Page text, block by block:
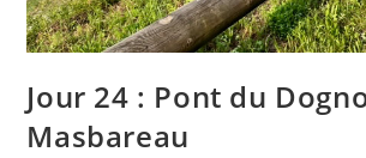
Jour 24 : Pont du
Masbareau